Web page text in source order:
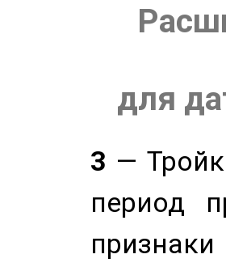
для
3 —
период